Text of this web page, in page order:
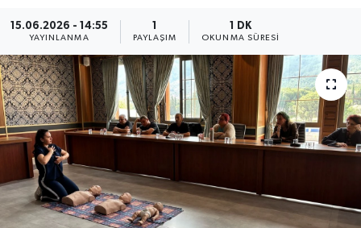
15.06.2026 - 14:55
YAYINLANMA
1
PAYLAŞIM
1 DK
OKUNMA SÜRESI